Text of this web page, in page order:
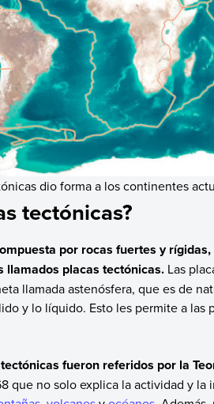
dio forma a los continentes
tectónicas?
por rocas fuertes y
llamados placas tectónicas.Las
llamada astenósfera, que es de
y lo líquido. Esto les permite a las
fueron referidos por la
que no solo explica la actividad y la